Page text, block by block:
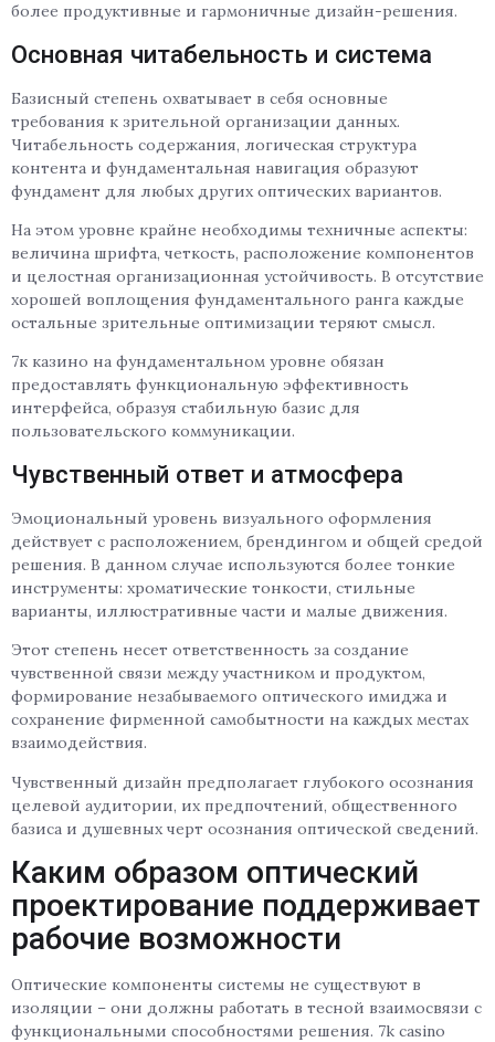
более продуктивные и гармоничные дизайн-решения.
Основная читабельность и система
Базисный степень охватывает в себя основные
требования к зрительной организации данных.
Читабельность содержания, логическая структура
контента и фундаментальная навигация образуют
фундамент для любых других оптических вариантов.
На этом уровне крайне необходимы техничные аспекты:
величина шрифта, четкость, расположение компонентов
и целостная организационная устойчивость. В отсутствие
хорошей воплощения фундаментального ранга каждые
остальные зрительные оптимизации теряют смысл.
7к казино на фундаментальном уровне обязан
предоставлять функциональную эффективность
интерфейса, образуя стабильную базис для
пользовательского коммуникации.
Чувственный ответ и атмосфера
Эмоциональный уровень визуального оформления
действует с расположением, брендингом и общей средой
решения. В данном случае используются более тонкие
инструменты: хроматические тонкости, стильные
варианты, иллюстративные части и малые движения.
Этот степень несет ответственность за создание
чувственной связи между участником и продуктом,
формирование незабываемого оптического имиджа и
сохранение фирменной самобытности на каждых местах
взаимодействия.
Чувственный дизайн предполагает глубокого осознания
целевой аудитории, их предпочтений, общественного
базиса и душевных черт осознания оптической сведений.
Каким образом оптический
проектирование поддерживает
рабочие возможности
Оптические компоненты системы не существуют в
изоляции – они должны работать в тесной взаимосвязи с
функциональными способностями решения. 7k casino